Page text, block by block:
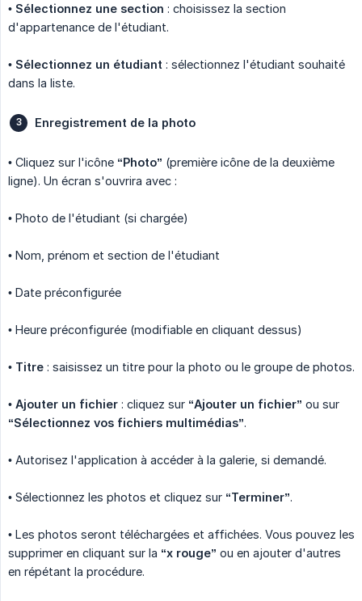
• Sélectionnez une section : choisissez la section
d'appartenance de l'étudiant.
• Sélectionnez un étudiant : sélectionnez l'étudiant souhaité
dans la liste.
Enregistrement de la photo
• Cliquez sur l'icône “Photo” (première icône de la deuxième
ligne). Un écran s'ouvrira avec :
• Photo de l'étudiant (si chargée)
• Nom, prénom et section de l'étudiant
• Date préconfigurée
• Heure préconfigurée (modifiable en cliquant dessus)
• Titre : saisissez un titre pour la photo ou le groupe de photos.
• Ajouter un fichier : cliquez sur “Ajouter un fichier” ou sur
“Sélectionnez vos fichiers multimédias”.
• Autorisez l'application à accéder à la galerie, si demandé.
• Sélectionnez les photos et cliquez sur “Terminer”.
• Les photos seront téléchargées et affichées. Vous pouvez les
supprimer en cliquant sur la “x rouge” ou en ajouter d'autres
en répétant la procédure.